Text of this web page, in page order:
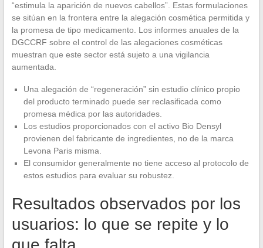
“estimula la aparición de nuevos cabellos”. Estas formulaciones
se sitúan en la frontera entre la alegación cosmética permitida y
la promesa de tipo medicamento. Los informes anuales de la
DGCCRF sobre el control de las alegaciones cosméticas
muestran que este sector está sujeto a una vigilancia
aumentada.
Una alegación de “regeneración” sin estudio clínico propio
del producto terminado puede ser reclasificada como
promesa médica por las autoridades.
Los estudios proporcionados con el activo Bio Densyl
provienen del fabricante de ingredientes, no de la marca
Levona Paris misma.
El consumidor generalmente no tiene acceso al protocolo de
estos estudios para evaluar su robustez.
Resultados observados por los
usuarios: lo que se repite y lo